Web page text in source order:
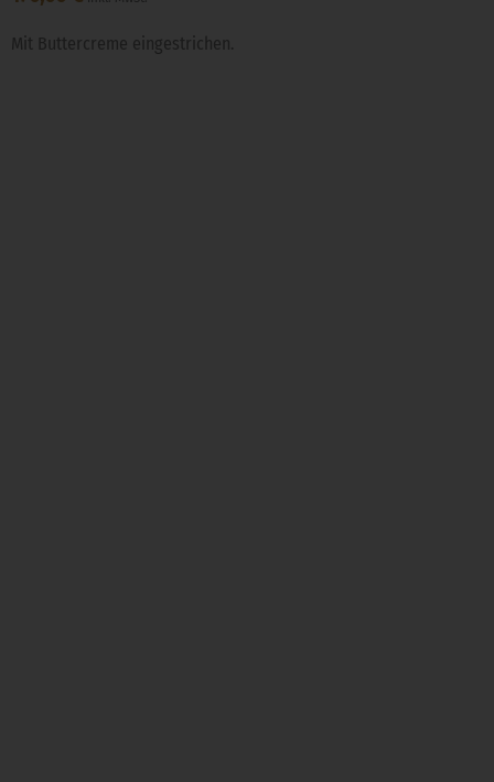
Mit Buttercreme eingestrichen.